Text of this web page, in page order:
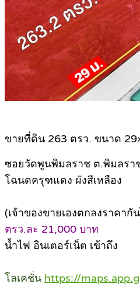
ขายที่ดิน 263 ตรว. ขนาด
ซอยวัดพูนพิมลราช ต.พิมลรา
โฉนดครุฑแดง ผังสีเหลือง
(เจ้าของขายเองตกลงราคากั
ตรว.ละ 21,000 บาท
น้ำไฟ อินเตอร์เน็ต เข้าถึง
โลเคชั่น https://